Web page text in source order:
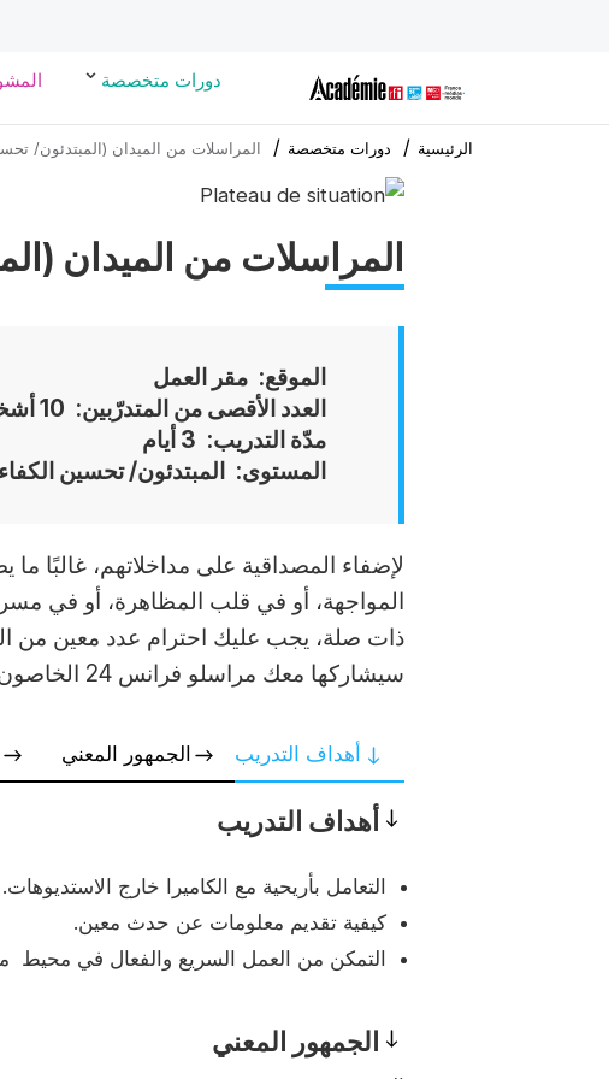
دورات متخصصة
الرئيسية دورات متخصصة المراسلات من الميدان (المبتدئون/
Cover
المراسلات من الميدان
الموقع
مقر العمل
العدد الأقصى من المتدرّبين
10 أشخاص
مدّة التدريب
3 أيام
المستوى
المبتدئون/ تحسين
Accroche
لإضفاء المصداقية على مداخلاتهم، غالبًا
المواجهة، أو في قلب المظاهرة، أو في
ذات صلة، يجب عليك احترام عدد معين من
سيشاركها معك مراسلو فرانس 24 الخاصون.
أهداف التدريب الجمهور المعني
أهداف التدريب
Objectives
التعامل بأريحية مع الكاميرا خارج الاستديوهات.
كيفية تقديم معلومات عن حدث معين.
التمكن من العمل السريع والفعال في محيط
الجمهور المعني